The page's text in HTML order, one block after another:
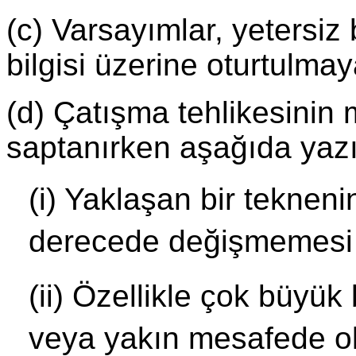
(c) Varsayımlar,
bilgisi üzerine
(d) Çatışma tehlikesinin
saptanırken aşağıda
(i) Yaklaşan bir
derecede
(ii) Özellikle çok
veya yakın mesafede